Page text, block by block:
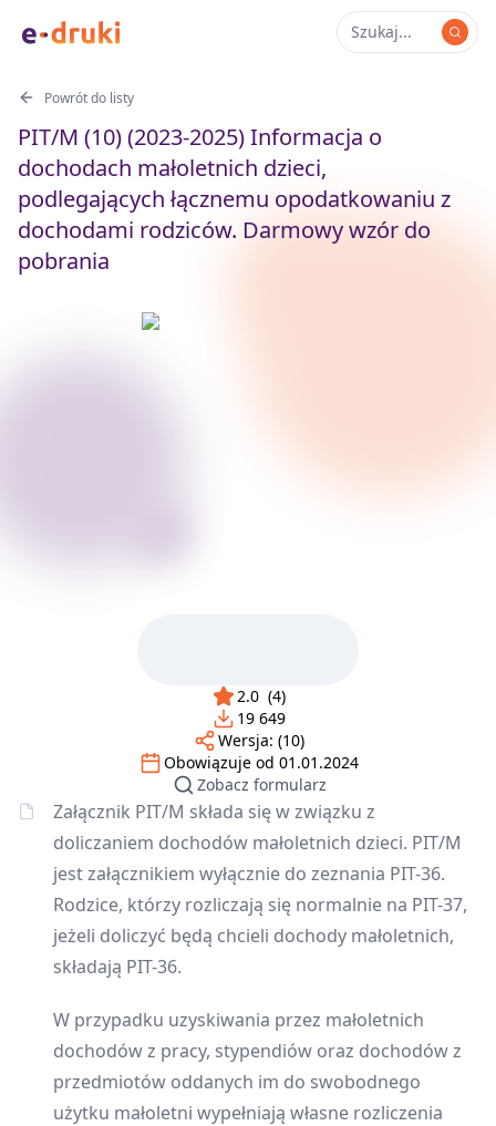
Powrót do listy
PIT/M (10) (2023-2025) Informacja o
dochodach małoletnich dzieci,
podlegających łącznemu opodatkowaniu z
dochodami rodziców. Darmowy wzór do
pobrania
2.0 (4)
19 649
Wersja: (10)
Obowiązuje od 01.01.2024
Zobacz formularz
Załącznik PIT/M składa się w związku z
doliczaniem dochodów małoletnich dzieci. PIT/M
jest załącznikiem wyłącznie do zeznania PIT-36.
Rodzice, którzy rozliczają się normalnie na PIT-37,
jeżeli doliczyć będą chcieli dochody małoletnich,
składają PIT-36.
W przypadku uzyskiwania przez małoletnich
dochodów z pracy, stypendiów oraz dochodów z
przedmiotów oddanych im do swobodnego
użytku małoletni wypełniają własne rozliczenia